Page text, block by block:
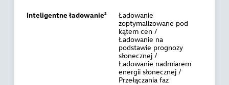
Inteligentne ładowanie²
Ładowanie
zoptymalizowane pod
kątem cen /
Ładowanie na
podstawie prognozy
słonecznej /
Ładowanie nadmiarem
energii słonecznej /
Przełączania faz